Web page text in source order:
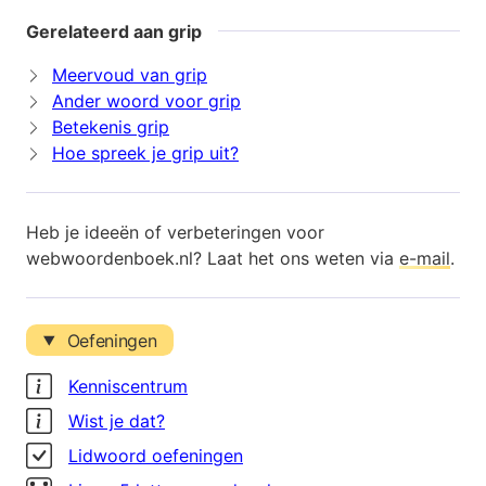
Gerelateerd aan grip
Meervoud van grip
Ander woord voor grip
Betekenis grip
Hoe spreek je grip uit?
Heb je ideeën of verbeteringen voor
webwoordenboek.nl? Laat het ons weten via e-mail.
Oefeningen
Kenniscentrum
Wist je dat?
Lidwoord oefeningen